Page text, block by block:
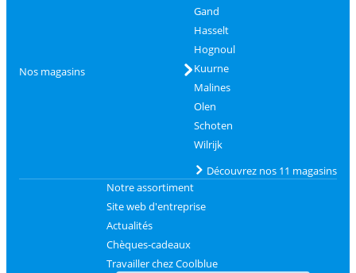
Nos magasins
Gand
Hasselt
Hognoul
Kuurne
Malines
Olen
Schoten
Wilrijk
Découvrez nos 11 magasins
Notre assortiment
Site web d'entreprise
Actualités
Chèques-cadeaux
Travailler chez Coolblue